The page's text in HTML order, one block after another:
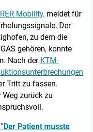
Mobility, meldet für
Der
zu dem die
gehören, konnte
Nach der KTM-
Tritt zu fassen.
Weg zurück zu
Patient musste